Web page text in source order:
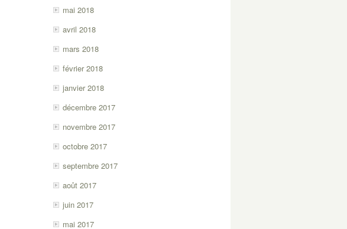
mai 2018
avril 2018
mars 2018
février 2018
janvier 2018
décembre 2017
novembre 2017
octobre 2017
septembre 2017
août 2017
juin 2017
mai 2017